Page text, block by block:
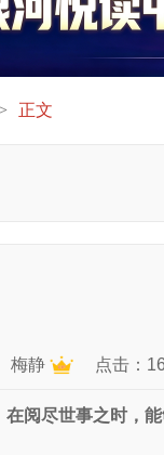
正文
梅静 点击：
在阅尽世事之时，